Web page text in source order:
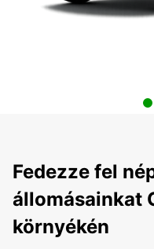
Fedezze fel
állomásainkat
környékén